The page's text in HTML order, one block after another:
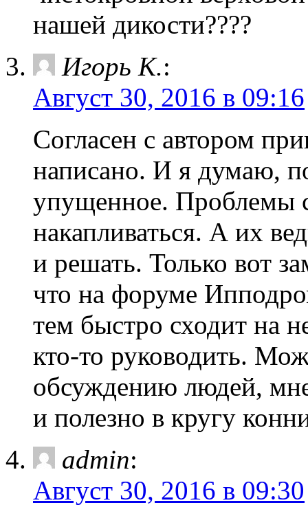
нашей дикости????
Игорь К.:
Август 30, 2016 в 09:16
Согласен с автором
написано. И я думаю,
упущенное. Проблемы
накапливаться. А их
и решать. Только вот
что на форуме
тем быстро сходит на
кто-то руководить.
обсуждению людей,
и полезно в кругу
admin:
Август 30, 2016 в 09:30